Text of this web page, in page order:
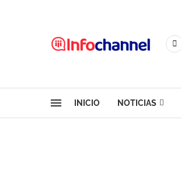
INICIO NOTICIAS